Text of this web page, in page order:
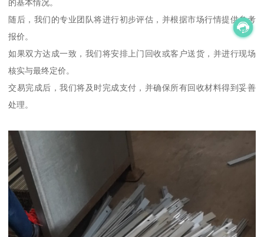
的基本情况。
随后，我们的专业团队将进行初步评估，并根据市场行情提供参考
报价。
如果双方达成一致，我们将安排上门回收或客户送货，并进行现场
核实与最终定价。
交易完成后，我们将及时完成支付，并确保所有回收材料得到妥善
处理。